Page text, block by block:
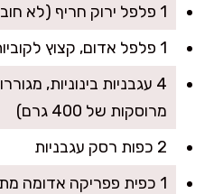
1 פלפל ירוק חריף (לא חובה, לפי הטעם), פרוס דק
1 פלפל אדום, קצוץ לקוביות קטנות
4 עגבניות בינוניות,
מרוסקות של 400 גרם)
2 כפות רסק עגבניות
1 כפית פפריקה אדומה מתוקה